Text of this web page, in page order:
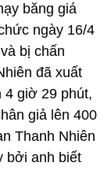
băng giá
ngày 16/4
bị chấn
đã xuất
4 giờ 29 phút,
giả lên 400
Thanh Nhiên
bởi anh biết